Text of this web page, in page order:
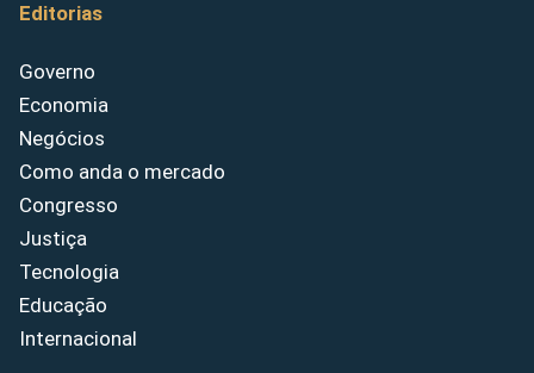
Editorias
Governo
Economia
Negócios
Como anda o mercado
Congresso
Justiça
Tecnologia
Educação
Internacional